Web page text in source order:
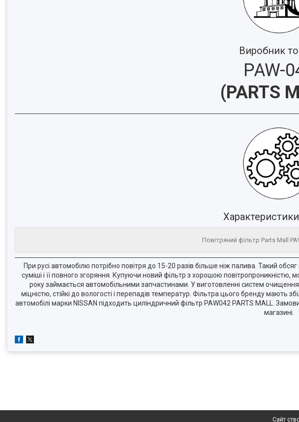
Виробник
PAW-
(PARTS
Повітряний фільтр Parts Mall
При русі автомобілю потрібно повітря до 15-20 разів більше ніж палива. Такий
суміші і її повного згоряння. Купуючи новий фільтр з хорошою
року займається автомобільними запчастинами. У виготовленні систем
міцністю, стійкі до вологості і перепадів температур. Фільтра цього бренду мають
автомобілі марки NISSAN підходить циліндричний фільтр PAW042 PARTS MALL.
магазині.
Сайт